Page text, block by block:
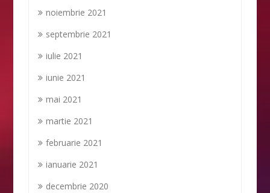
noiembrie 2021
septembrie 2021
iulie 2021
iunie 2021
mai 2021
martie 2021
februarie 2021
ianuarie 2021
decembrie 2020